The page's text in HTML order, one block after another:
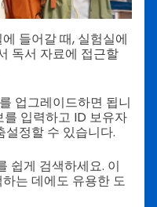
들어갈 때, 실험실에
독서 자료에 접근할
업그레이드하면 됩니
를 입력하고 ID 보유자
정할 수 있습니다.
쉽게 검색하세요. 이
는 데에도 유용한 도